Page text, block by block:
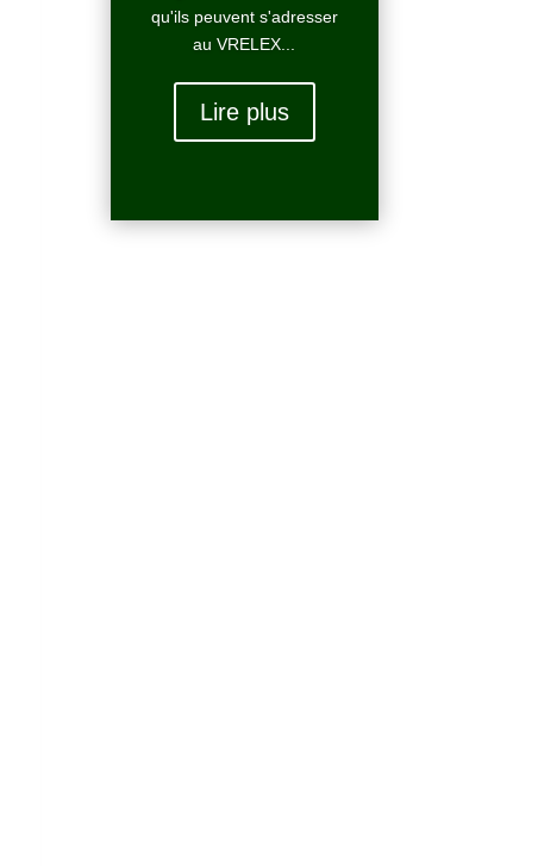
qu'ils peuvent s'adresser
au VRELEX...
Lire plus